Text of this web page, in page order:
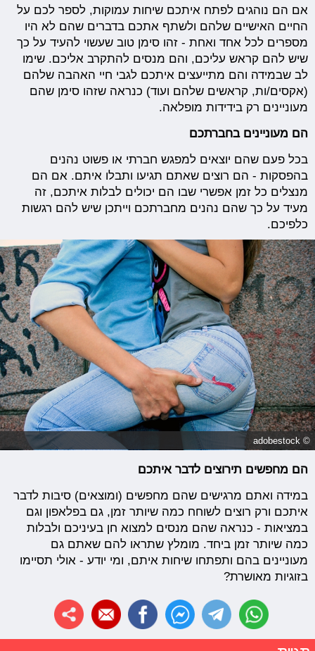
אם הם נוהגים לפתח איתכם שיחות עמוקות, לספר לכם על
החיים האישיים שלהם ולשתף אתכם בדברים שהם לא היו
מספרים לכל אחד ואחת - זהו סימן טוב שעשוי להעיד על כך
שיש להם קראש עליכם, והם מנסים להתקרב אליכם. שימו
לב שבמידה והם מתייעצים איתכם לגבי חיי האהבה שלהם
(אקסים/ות, קראשים שלהם ועוד) כנראה שזהו סימן שהם
מעוניינים רק בידידות מופלאה.
הם מעוניינים בחברתכם
בכל פעם שהם יוצאים למפגש חברתי או פשוט נהנים
בהפסקות - הם רוצים שאתם תגיעו ותבלו איתם. אם הם
מנצלים כל זמן אפשרי שבו הם יכולים לבלות איתכם, זה
מעיד על כך שהם נהנים מחברתכם וייתכן שיש להם רגשות
כלפיכם.
© adobestock
הם מחפשים תירוצים לדבר איתכם
במידה ואתם מרגישים שהם מחפשים (ומוצאים) סיבות לדבר
איתכם ורק רוצים לשוחח כמה שיותר זמן, גם בפלאפון וגם
במציאות - כנראה שהם מנסים למצוא חן בעיניכם ולבלות
כמה שיותר זמן ביחד. מומלץ שתראו להם שאתם גם
מעוניינים בהם ותפתחו שיחות איתם, ומי יודע - אולי תסיימו
בזוגיות מאושרת?